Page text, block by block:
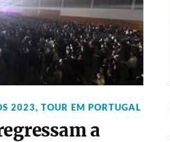
2023, TOUR EM PORTUGAL
a